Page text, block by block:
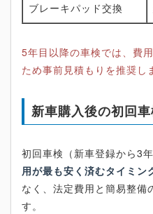
ブレーキパッド交換
5年目以降の車検では、費
ため事前見積もりを推奨し
新車購入後の初回
初回車検（新車登録から3
用が最も安く済むタイミン
なく、法定費用と簡易整備
す。